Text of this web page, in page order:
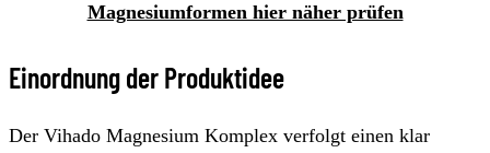
Magnesiumformen hier näher prüfen
Einordnung der Produktidee
Der Vihado Magnesium Komplex verfolgt einen klar